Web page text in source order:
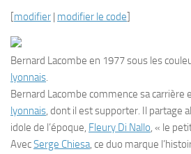
[modifier | modifier le code]
Bernard Lacombe en 1977 sous les
lyonnais.
Bernard Lacombe commence sa carrière
lyonnais, dont il est supporter. Il partage
idole de l’époque, Fleury Di Nallo, « le
AvecSerge Chiesa, ce duo marque